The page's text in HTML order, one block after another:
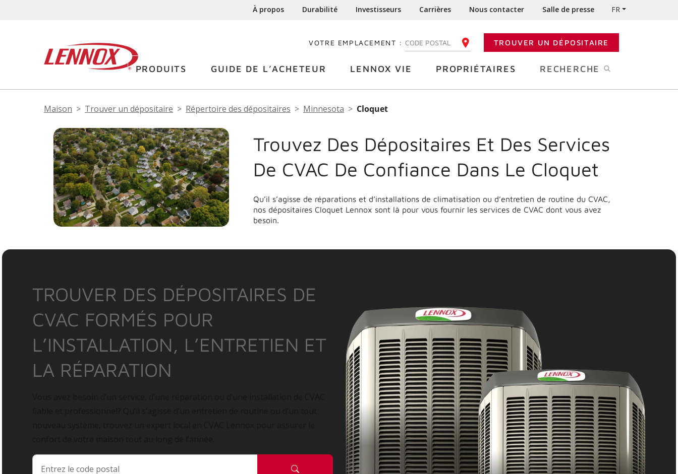
À propos Durabilité Investisseurs Carrières Nous contacter Salle de presse FR
VOTRE EMPLACEMENT : ENTREZ VOTRE CODE POSTALTROUVER UN DÉPOSITAIRE
PRODUITS GUIDE DE L’ACHETEUR LENNOX VIE PROPRIÉTAIRES RECHERCHE
Maison Trouver un dépositaire Répertoire des dépositaires Minnesota Cloquet
Trouvez Des Dépositaires Et Des Services
De CVAC De Confiance Dans Le Cloquet
Qu’il s’agisse de réparations et d’installations de climatisation ou d’entretien de routine du CVAC,
nos dépositaires Cloquet Lennox sont là pour vous fournir les services de CVAC dont vous avez
besoin.
TROUVER DES DÉPOSITAIRES DE
CVAC FORMÉS POUR
L’INSTALLATION, L’ENTRETIEN ET
LA RÉPARATION